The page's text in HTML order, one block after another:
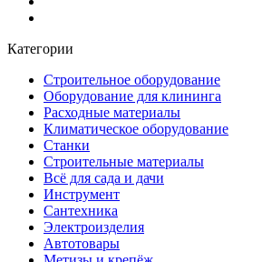
Категории
Строительное оборудование
Оборудование для клининга
Расходные материалы
Климатическое оборудование
Станки
Строительные материалы
Всё для сада и дачи
Инструмент
Сантехника
Электроизделия
Автотовары